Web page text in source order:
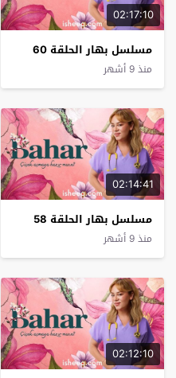
02:17:10
مسلسل بهار الحلقة 60
منذ 9 أشهر
02:14:41
مسلسل بهار الحلقة 58
منذ 9 أشهر
02:12:10